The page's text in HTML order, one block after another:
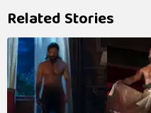
Related Stories